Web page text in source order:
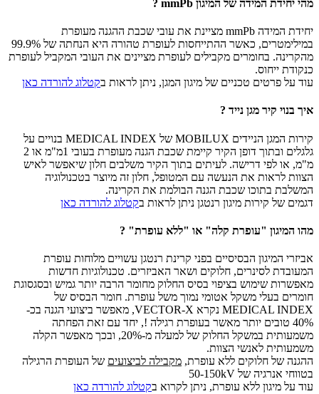
מהי יחידת המידה של המיגון mmPb ?
יחידת המידה mmPb מציינת את עובי שכבת ההגנה מעופרת
במילימטרים, כאשר ההתייחסות לעופרת טהורה היא הנחתה של 99.9%
מהקרינה. בחומרים מקבילים לעופרת מציינים את העובי המקביל לעופרת
כנקודת ייחוס.
עוד על פרטים טכניים של מיגון המגן, ניתן לראות בקטלוג להורדה כאן
איך בנוי קיר מגן נייד ?
קירות המגן הניידים MOBILUX של MEDICAL INDEX בנויים על
גלגלים ובתוך דופן הקיר קיימת שכבת הגנה מעופרת בעובי 1מ"מ או 2
מ"מ, או לפי דרישה. לעיתים בתוך הקיר משלבים חלון שיאפשר לאיש
הצוות לראות את הנעשה עם המטופל, חלון זה מיוצר בטכנולוגיה
המשלבת בתוכו שכבת הגנה הבולמת את הקרינה.
דגמים של קירות מיגון רנטגן ניתן לראות בקטלוג להורדה כאן
מהו המיגון "עופרת קלה" או "ללא עופרת" ?
אביזרי המיגון הבסיסיים בפני קרינת רנטגן עשויים מלוחות עופרת
המעובדת לסינרים, חלוקים ושאר האביזרים. טכנולוגיות חדשות
מאפשרות שימוש בציפוי בסיס החלוק מחומר הרבה יותר גמיש ובסגסוגת
חומרים בעלי משקל אטומי נמוך משל עופרת. חומר הבסיס של
MEDICAL INDEX נקרא VECTOR-X, מאפשר ביצועי הגנה בכ-
40% טובים יותר מאשר בעופרת רגילה !, יחד עם זאת הפחתה
משמעותית במשקל החלוק של למעלה מ-20%, ובכך מאפשר הקלה
משמעותית לאנשי הצוות.
ההגנה של חלוקים ללא עופרת, מקבילה לביצועים של העופרת הרגילה
בטווחי אנרגיה של 50-150kV
עוד על מיגון ללא עופרת, ניתן לקרוא בקטלוג להורדה כאן